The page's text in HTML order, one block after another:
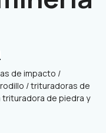
de impacto /
/ trituradoras de
de piedra y